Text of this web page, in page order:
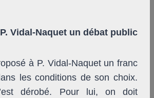
Vidal-Naquet un débat public
à P. Vidal-Naquet un franc
les conditions de son choix.
dérobé. Pour lui, on doit